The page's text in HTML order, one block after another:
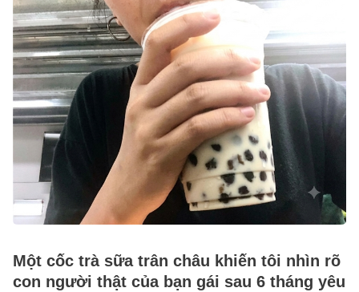
Một cốc trà sữa trân châu khiến tôi nhìn rõ
con người thật của bạn gái sau 6 tháng yêu